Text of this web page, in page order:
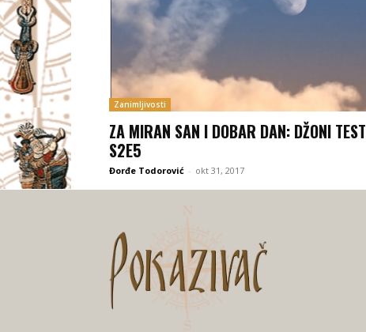
Zanimljivosti
ZA MIRAN SAN I DOBAR DAN: DŽONI TEST
S2E5
Đorđe Todorović - okt 31, 2017